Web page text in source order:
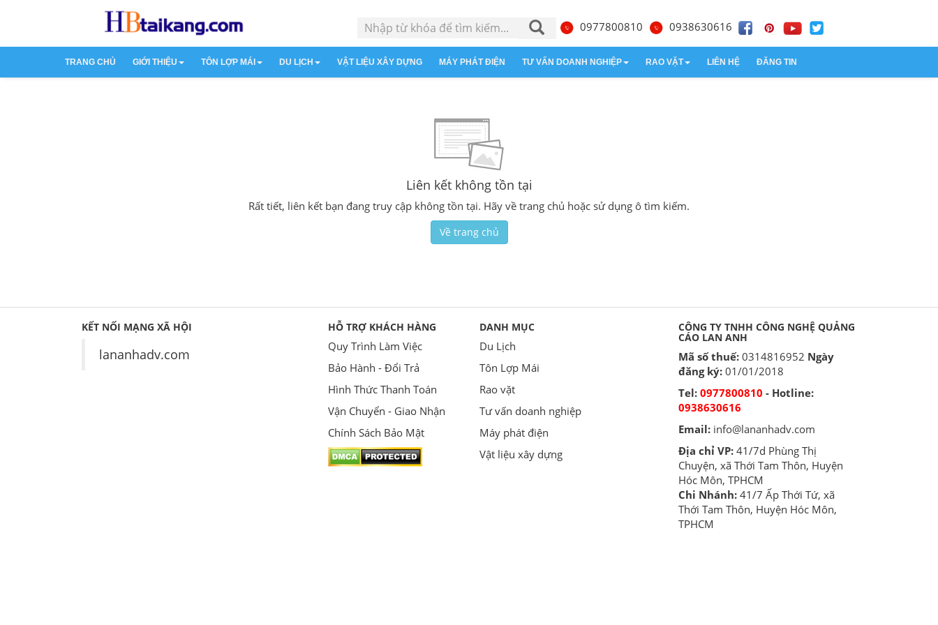
0977800810 0938630616
TRANG CHỦ GIỚI THIỆU TÔN LỢP MÁI DU LỊCH VẬT LIỆU XÂY DỰNG MÁY PHÁT ĐIỆN TƯ VẤN DOANH NGHIỆP
Nhận seo từ khóa
Bao bì
RAO VẶT LIÊN HỆ ĐĂNG TIN
Liên kết không tồn tại
Rất tiết, liên kết bạn đang truy cập không tồn tại. Hãy về trang chủ hoặc sử dụng ô tìm kiếm.
Về trang chủ
KẾT NỐI MẠNG XÃ HỘI
lananhadv.com
HỖ TRỢ KHÁCH HÀNG
Quy Trình Làm Việc
Bảo Hành - Đổi Trả
Hình Thức Thanh Toán
Vận Chuyển - Giao Nhận
Chính Sách Bảo Mật
DANH MỤC
Du Lịch
Tôn Lợp Mái
Rao vặt
Tư vấn doanh nghiệp
Máy phát điện
Vật liệu xây dựng
CÔNG TY TNHH CÔNG NGHỆ QUẢNG
CÁO LAN ANH
Mã số thuế: 0314816952 Ngày
đăng ký: 01/01/2018
Tel: 0977800810 - Hotline:
0938630616
Email: info@lananhadv.com
Địa chỉ VP: 41/7d Phùng Thị
Chuyện, xã Thới Tam Thôn, Huyện
Hóc Môn, TPHCM
Chi Nhánh: 41/7 Ấp Thới Tứ, xã
Thới Tam Thôn, Huyện Hóc Môn,
TPHCM